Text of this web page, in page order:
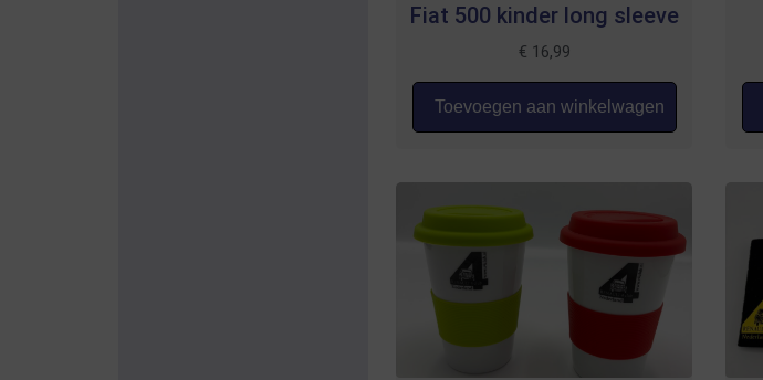
Fiat 500 kinder long sleeve
€ 16,99
Toevoegen aan winkelwagen